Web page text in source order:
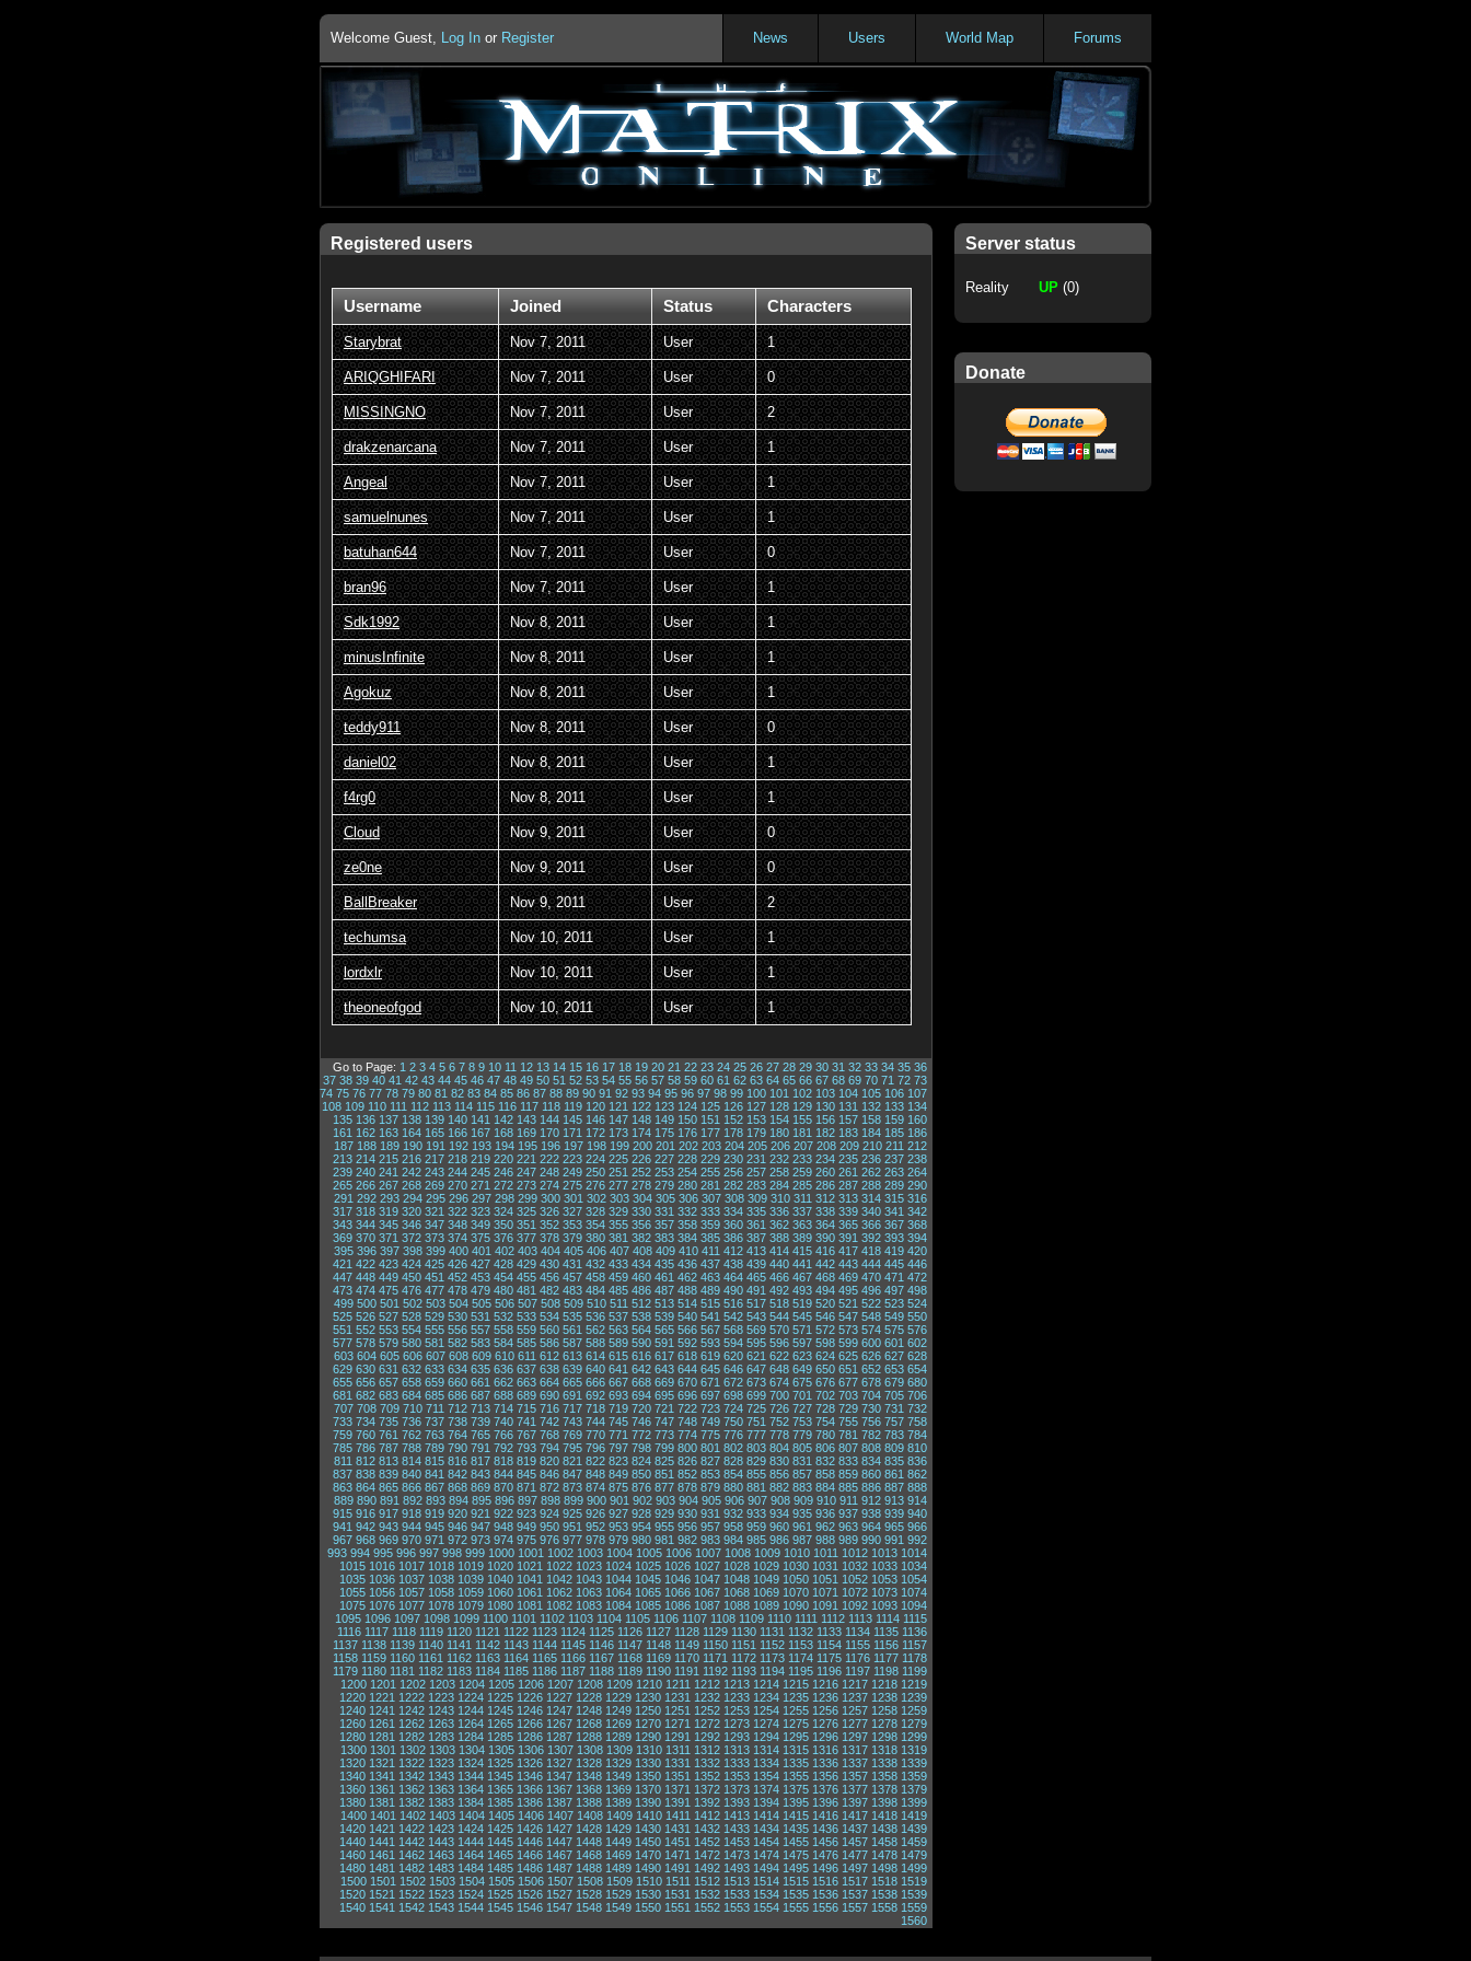
Welcome Guest, Log In or Register Forums
World Map
Users
News
Registered users
Username Joined Status Characters
Starybrat Nov 7, 2011 User 1
ARIQGHIFARI Nov 7, 2011 User 0
MISSINGNO Nov 7, 2011 User 2
drakzenarcana Nov 7, 2011 User 1
Angeal Nov 7, 2011 User 1
samuelnunes Nov 7, 2011 User 1
batuhan644 Nov 7, 2011 User 0
bran96 Nov 7, 2011 User 1
Sdk1992 Nov 8, 2011 User 1
minusInfinite Nov 8, 2011 User 1
Agokuz Nov 8, 2011 User 1
teddy911 Nov 8, 2011 User 0
daniel02 Nov 8, 2011 User 1
f4rg0 Nov 8, 2011 User 1
Cloud Nov 9, 2011 User 0
ze0ne Nov 9, 2011 User 0
BallBreaker Nov 9, 2011 User 2
techumsa Nov 10, 2011 User 1
lordxlr Nov 10, 2011 User 1
theoneofgod Nov 10, 2011 User 1
Go to Page: 1 2 3 4 5 6 7 8 9 10 11 12 13 14 15 16 17 18 19 20 21 22 23 24 25 26 27 28 29 30 31 32 33 34 35 36
37 38 39 40 41 42 43 44 45 46 47 48 49 50 51 52 53 54 55 56 57 58 59 60 61 62 63 64 65 66 67 68 69 70 71 72 73
74 75 76 77 78 79 80 81 82 83 84 85 86 87 88 89 90 91 92 93 94 95 96 97 98 99 100 101 102 103 104 105 106 107
108 109 110 111 112 113 114 115 116 117 118 119 120 121 122 123 124 125 126 127 128 129 130 131 132 133 134
135 136 137 138 139 140 141 142 143 144 145 146 147 148 149 150 151 152 153 154 155 156 157 158 159 160
161 162 163 164 165 166 167 168 169 170 171 172 173 174 175 176 177 178 179 180 181 182 183 184 185 186
187 188 189 190 191 192 193 194 195 196 197 198 199 200 201 202 203 204 205 206 207 208 209 210 211 212
213 214 215 216 217 218 219 220 221 222 223 224 225 226 227 228 229 230 231 232 233 234 235 236 237 238
239 240 241 242 243 244 245 246 247 248 249 250 251 252 253 254 255 256 257 258 259 260 261 262 263 264
265 266 267 268 269 270 271 272 273 274 275 276 277 278 279 280 281 282 283 284 285 286 287 288 289 290
291 292 293 294 295 296 297 298 299 300 301 302 303 304 305 306 307 308 309 310 311 312 313 314 315 316
317 318 319 320 321 322 323 324 325 326 327 328 329 330 331 332 333 334 335 336 337 338 339 340 341 342
343 344 345 346 347 348 349 350 351 352 353 354 355 356 357 358 359 360 361 362 363 364 365 366 367 368
369 370 371 372 373 374 375 376 377 378 379 380 381 382 383 384 385 386 387 388 389 390 391 392 393 394
395 396 397 398 399 400 401 402 403 404 405 406 407 408 409 410 411 412 413 414 415 416 417 418 419 420
421 422 423 424 425 426 427 428 429 430 431 432 433 434 435 436 437 438 439 440 441 442 443 444 445 446
447 448 449 450 451 452 453 454 455 456 457 458 459 460 461 462 463 464 465 466 467 468 469 470 471 472
473 474 475 476 477 478 479 480 481 482 483 484 485 486 487 488 489 490 491 492 493 494 495 496 497 498
499 500 501 502 503 504 505 506 507 508 509 510 511 512 513 514 515 516 517 518 519 520 521 522 523 524
525 526 527 528 529 530 531 532 533 534 535 536 537 538 539 540 541 542 543 544 545 546 547 548 549 550
551 552 553 554 555 556 557 558 559 560 561 562 563 564 565 566 567 568 569 570 571 572 573 574 575 576
577 578 579 580 581 582 583 584 585 586 587 588 589 590 591 592 593 594 595 596 597 598 599 600 601 602
603 604 605 606 607 608 609 610 611 612 613 614 615 616 617 618 619 620 621 622 623 624 625 626 627 628
629 630 631 632 633 634 635 636 637 638 639 640 641 642 643 644 645 646 647 648 649 650 651 652 653 654
655 656 657 658 659 660 661 662 663 664 665 666 667 668 669 670 671 672 673 674 675 676 677 678 679 680
681 682 683 684 685 686 687 688 689 690 691 692 693 694 695 696 697 698 699 700 701 702 703 704 705 706
707 708 709 710 711 712 713 714 715 716 717 718 719 720 721 722 723 724 725 726 727 728 729 730 731 732
733 734 735 736 737 738 739 740 741 742 743 744 745 746 747 748 749 750 751 752 753 754 755 756 757 758
759 760 761 762 763 764 765 766 767 768 769 770 771 772 773 774 775 776 777 778 779 780 781 782 783 784
785 786 787 788 789 790 791 792 793 794 795 796 797 798 799 800 801 802 803 804 805 806 807 808 809 810
811 812 813 814 815 816 817 818 819 820 821 822 823 824 825 826 827 828 829 830 831 832 833 834 835 836
837 838 839 840 841 842 843 844 845 846 847 848 849 850 851 852 853 854 855 856 857 858 859 860 861 862
863 864 865 866 867 868 869 870 871 872 873 874 875 876 877 878 879 880 881 882 883 884 885 886 887 888
889 890 891 892 893 894 895 896 897 898 899 900 901 902 903 904 905 906 907 908 909 910 911 912 913 914
915 916 917 918 919 920 921 922 923 924 925 926 927 928 929 930 931 932 933 934 935 936 937 938 939 940
941 942 943 944 945 946 947 948 949 950 951 952 953 954 955 956 957 958 959 960 961 962 963 964 965 966
967 968 969 970 971 972 973 974 975 976 977 978 979 980 981 982 983 984 985 986 987 988 989 990 991 992
993 994 995 996 997 998 999 1000 1001 1002 1003 1004 1005 1006 1007 1008 1009 1010 1011 1012 1013 1014
1015 1016 1017 1018 1019 1020 1021 1022 1023 1024 1025 1026 1027 1028 1029 1030 1031 1032 1033 1034
1035 1036 1037 1038 1039 1040 1041 1042 1043 1044 1045 1046 1047 1048 1049 1050 1051 1052 1053 1054
1055 1056 1057 1058 1059 1060 1061 1062 1063 1064 1065 1066 1067 1068 1069 1070 1071 1072 1073 1074
1075 1076 1077 1078 1079 1080 1081 1082 1083 1084 1085 1086 1087 1088 1089 1090 1091 1092 1093 1094
1095 1096 1097 1098 1099 1100 1101 1102 1103 1104 1105 1106 1107 1108 1109 1110 1111 1112 1113 1114 1115
1116 1117 1118 1119 1120 1121 1122 1123 1124 1125 1126 1127 1128 1129 1130 1131 1132 1133 1134 1135 1136
1137 1138 1139 1140 1141 1142 1143 1144 1145 1146 1147 1148 1149 1150 1151 1152 1153 1154 1155 1156 1157
1158 1159 1160 1161 1162 1163 1164 1165 1166 1167 1168 1169 1170 1171 1172 1173 1174 1175 1176 1177 1178
1179 1180 1181 1182 1183 1184 1185 1186 1187 1188 1189 1190 1191 1192 1193 1194 1195 1196 1197 1198 1199
1200 1201 1202 1203 1204 1205 1206 1207 1208 1209 1210 1211 1212 1213 1214 1215 1216 1217 1218 1219
1220 1221 1222 1223 1224 1225 1226 1227 1228 1229 1230 1231 1232 1233 1234 1235 1236 1237 1238 1239
1240 1241 1242 1243 1244 1245 1246 1247 1248 1249 1250 1251 1252 1253 1254 1255 1256 1257 1258 1259
1260 1261 1262 1263 1264 1265 1266 1267 1268 1269 1270 1271 1272 1273 1274 1275 1276 1277 1278 1279
1280 1281 1282 1283 1284 1285 1286 1287 1288 1289 1290 1291 1292 1293 1294 1295 1296 1297 1298 1299
1300 1301 1302 1303 1304 1305 1306 1307 1308 1309 1310 1311 1312 1313 1314 1315 1316 1317 1318 1319
1320 1321 1322 1323 1324 1325 1326 1327 1328 1329 1330 1331 1332 1333 1334 1335 1336 1337 1338 1339
1340 1341 1342 1343 1344 1345 1346 1347 1348 1349 1350 1351 1352 1353 1354 1355 1356 1357 1358 1359
1360 1361 1362 1363 1364 1365 1366 1367 1368 1369 1370 1371 1372 1373 1374 1375 1376 1377 1378 1379
1380 1381 1382 1383 1384 1385 1386 1387 1388 1389 1390 1391 1392 1393 1394 1395 1396 1397 1398 1399
1400 1401 1402 1403 1404 1405 1406 1407 1408 1409 1410 1411 1412 1413 1414 1415 1416 1417 1418 1419
1420 1421 1422 1423 1424 1425 1426 1427 1428 1429 1430 1431 1432 1433 1434 1435 1436 1437 1438 1439
1440 1441 1442 1443 1444 1445 1446 1447 1448 1449 1450 1451 1452 1453 1454 1455 1456 1457 1458 1459
1460 1461 1462 1463 1464 1465 1466 1467 1468 1469 1470 1471 1472 1473 1474 1475 1476 1477 1478 1479
1480 1481 1482 1483 1484 1485 1486 1487 1488 1489 1490 1491 1492 1493 1494 1495 1496 1497 1498 1499
1500 1501 1502 1503 1504 1505 1506 1507 1508 1509 1510 1511 1512 1513 1514 1515 1516 1517 1518 1519
1520 1521 1522 1523 1524 1525 1526 1527 1528 1529 1530 1531 1532 1533 1534 1535 1536 1537 1538 1539
1540 1541 1542 1543 1544 1545 1546 1547 1548 1549 1550 1551 1552 1553 1554 1555 1556 1557 1558 1559
1560
Server status
Reality UP(0)
Donate